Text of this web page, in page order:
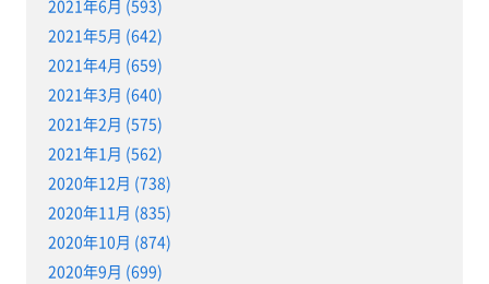
2021年6月 (593)
2021年5月 (642)
2021年4月 (659)
2021年3月 (640)
2021年2月 (575)
2021年1月 (562)
2020年12月 (738)
2020年11月 (835)
2020年10月 (874)
2020年9月 (699)